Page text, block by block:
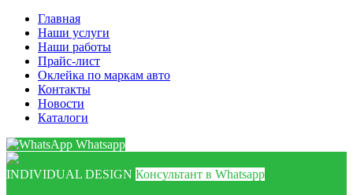
Главная
Наши услуги
Наши работы
Прайс-лист
Оклейка по маркам авто
Контакты
Новости
Каталоги
Whatsapp
INDIVIDUAL DESIGN Консультант в Whatsapp